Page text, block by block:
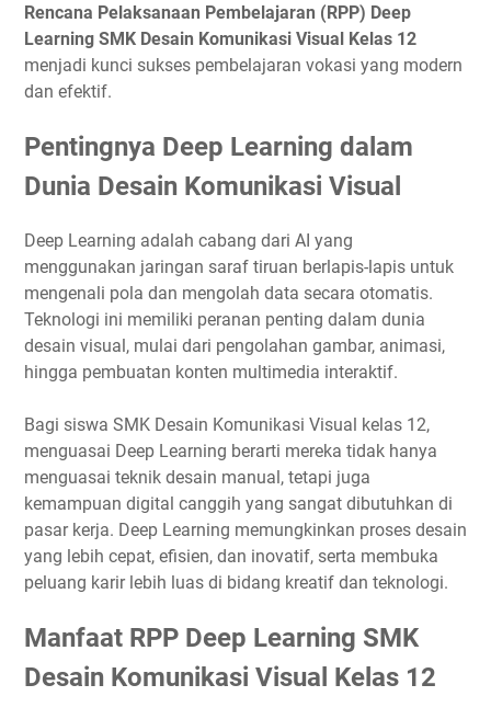
Rencana Pelaksanaan Pembelajaran (RPP) Deep
Learning SMK Desain Komunikasi Visual Kelas 12
menjadi kunci sukses pembelajaran vokasi yang modern
dan efektif.
Pentingnya Deep Learning dalam
Dunia Desain Komunikasi Visual
Deep Learning adalah cabang dari AI yang
menggunakan jaringan saraf tiruan berlapis-lapis untuk
mengenali pola dan mengolah data secara otomatis.
Teknologi ini memiliki peranan penting dalam dunia
desain visual, mulai dari pengolahan gambar, animasi,
hingga pembuatan konten multimedia interaktif.
Bagi siswa SMK Desain Komunikasi Visual kelas 12,
menguasai Deep Learning berarti mereka tidak hanya
menguasai teknik desain manual, tetapi juga
kemampuan digital canggih yang sangat dibutuhkan di
pasar kerja. Deep Learning memungkinkan proses desain
yang lebih cepat, efisien, dan inovatif, serta membuka
peluang karir lebih luas di bidang kreatif dan teknologi.
Manfaat RPP Deep Learning SMK
Desain Komunikasi Visual Kelas 12